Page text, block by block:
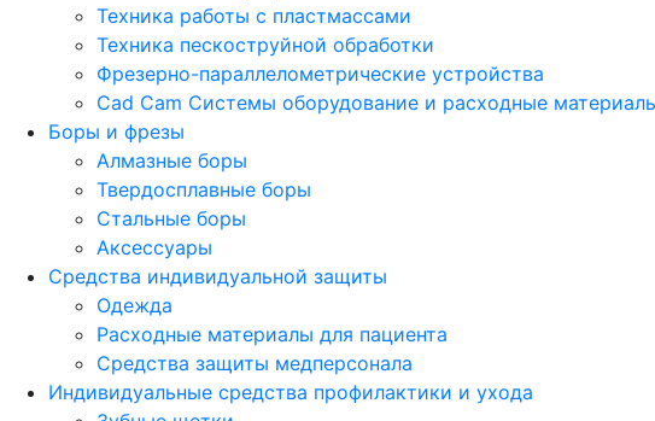
Техника работы с пластмассами
Техника пескоструйной обработки
Фрезерно-параллелометрические устройства
Cad Cam Системы оборудование и расходные
Боры и фрезы
Алмазные боры
Твердосплавные боры
Стальные боры
Аксессуары
Средства индивидуальной защиты
Одежда
Расходные материалы для пациента
Средства защиты медперсонала
Индивидуальные средства профилактики и ухода